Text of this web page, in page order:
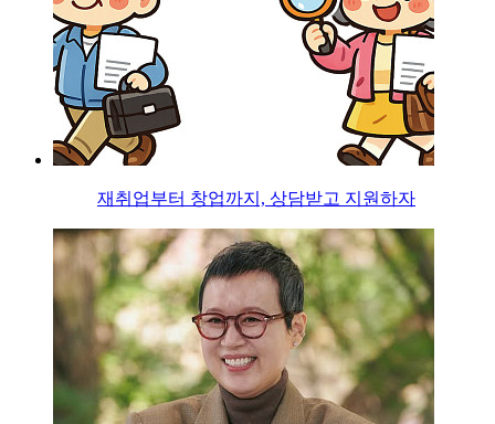
재취업부터 창업까지, 상담받고 지원하자